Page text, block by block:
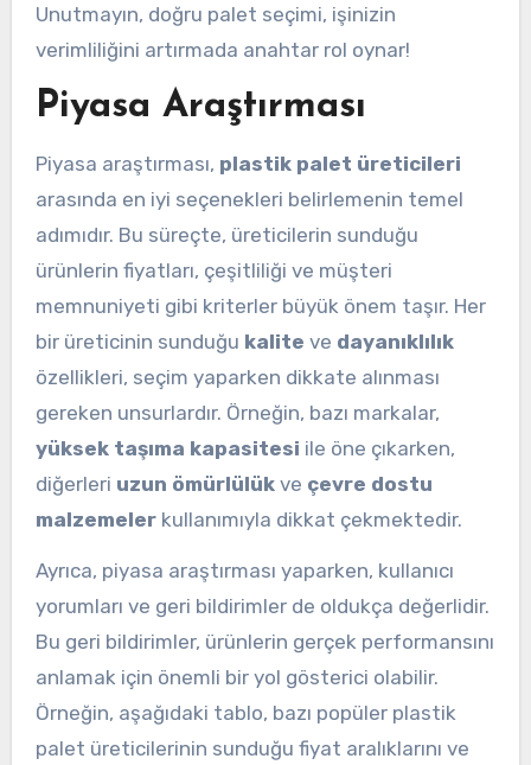
Unutmayın, doğru palet seçimi, işinizin
verimliliğini artırmada anahtar rol oynar!
Piyasa Araştırması
Piyasa araştırması, plastik palet üreticileri
arasında en iyi seçenekleri belirlemenin temel
adımıdır. Bu süreçte, üreticilerin sunduğu
ürünlerin fiyatları, çeşitliliği ve müşteri
memnuniyeti gibi kriterler büyük önem taşır. Her
bir üreticinin sunduğu kalite ve dayanıklılık
özellikleri, seçim yaparken dikkate alınması
gereken unsurlardır. Örneğin, bazı markalar,
yüksek taşıma kapasitesi ile öne çıkarken,
diğerleri uzun ömürlülükve çevre dostu
malzemelerkullanımıyla dikkat çekmektedir.
Ayrıca, piyasa araştırması yaparken, kullanıcı
yorumları ve geri bildirimler de oldukça değerlidir.
Bu geri bildirimler, ürünlerin gerçek performansını
anlamak için önemli bir yol gösterici olabilir.
Örneğin, aşağıdaki tablo, bazı popüler plastik
palet üreticilerinin sunduğu fiyat aralıklarını ve